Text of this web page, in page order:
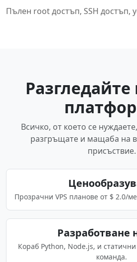
Пълен root достъп, SSH достъп,
Всичко, от което се
разгръщате и мащаба на
присъствие.
Прозрачни VPS планове от $ 2.0/
Разработване
Кораб Python, Node.js, и
команда.